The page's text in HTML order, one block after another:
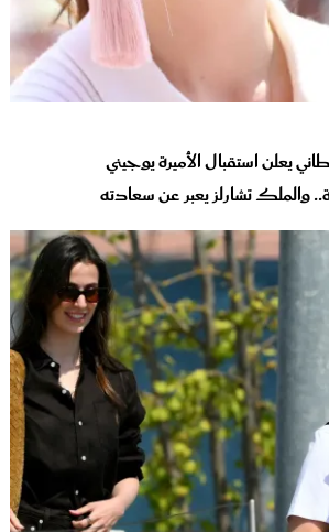
يعلن استقبال الأميرة يوجيني
والملك تشارلز يعبر عن سعادته